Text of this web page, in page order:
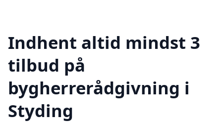
Indhent altid mindst 3
tilbud på
bygherrerådgivning i
Styding